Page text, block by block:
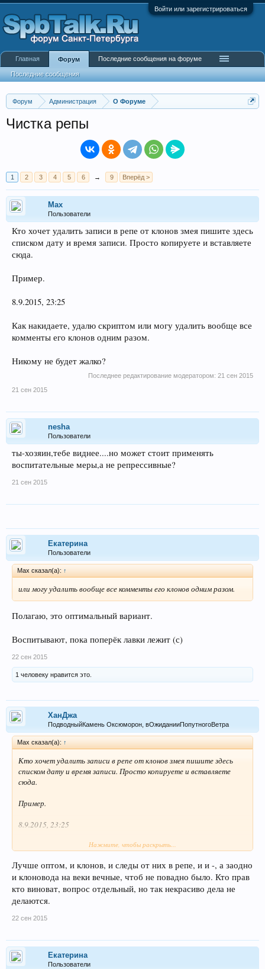
Войти или зарегистрироваться
Форум Администрация О Форуме
Чистка репы
1 2 3 4 5 6 → 9 Вперёд >
Max
Пользователи
Кто хочет удалить записи в репе от клонов змея пишите здесь
списком дату и время записи. Просто копируете и вставляете
сюда.
Пример.
8.9.2015, 23:25
Как накидаете, удалю скриптом или могу удалить вообще все
комменты его клонов одним разом.
Никому не будет жалко?
Последнее редактирование модератором: 21 сен 2015
21 сен 2015
nesha
Пользователи
ты-хозяин,тебе виднее....но может стоит применять
воспитательные меры,а не репрессивные?
21 сен 2015
Екатерина
Пользователи
Max сказал(а): ↑
или могу удалить вообще все комменты его клонов одним разом.
Полагаю, это оптимальный вариант.
Воспитывают, пока поперёк лавки лежит (с)
22 сен 2015
1 человеку нравится это.
ХанДжа
ПодводныйКамень Оксюморон, вОжиданииПопутногоВетра
Max сказал(а): ↑
Кто хочет удалить записи в репе от клонов змея пишите здесь
списком дату и время записи. Просто копируете и вставляете
сюда.
Пример.
8.9.2015, 23:25
Как накидаете, удалю скриптом или могу удалить вообще все
Никому не будет жалко?
Нажмите, чтобы раскрыть...
Лучше оптом, и клонов, и следы от них в репе, и и -, а заодно
и клоновода на веки вечные, чтоб не повадно было. Кто прав
кто виноват, вопрос отдельный, но так некрасиво дела не
делаются.
22 сен 2015
Екатерина
Пользователи
Главная Форум
Последние сообщения
Последние сообщения на форуме